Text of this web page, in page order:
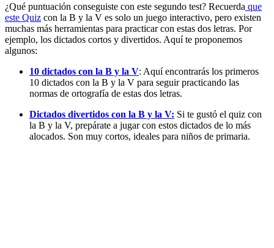
¿Qué puntuación conseguiste con este segundo test? Recuerda que
este Quiz con la B y la V es solo un juego interactivo, pero existen
muchas más herramientas para practicar con estas dos letras. Por
ejemplo, los dictados cortos y divertidos. Aquí te proponemos
algunos:
10 dictados con la B y la V: Aquí encontrarás los primeros
10 dictados con la B y la V para seguir practicando las
normas de ortografía de estas dos letras.
Dictados divertidos con la B y la V: Si te gustó el quiz con
la B y la V, prepárate a jugar con estos dictados de lo más
alocados. Son muy cortos, ideales para niños de primaria.